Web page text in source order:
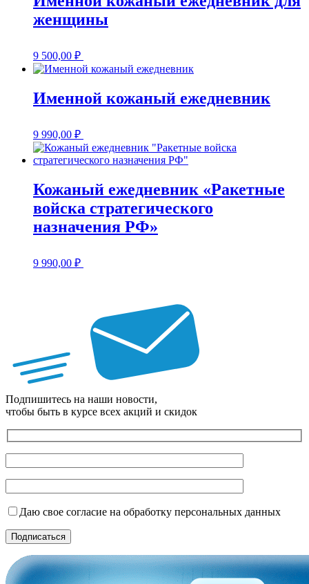
женщины
9 500,00 ₽
Именной кожаный ежедневник
9 990,00 ₽
Кожаный ежедневник «Ракетные
войска стратегического
назначения РФ»
9 990,00 ₽
Подпишитесь на наши новости,
чтобы быть в курсе всех акций и скидок
Даю свое согласие на обработку персональных данных